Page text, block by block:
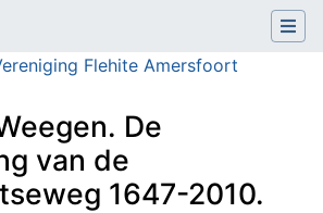
Flehite Amersfoort
De
van de
1647-2010.